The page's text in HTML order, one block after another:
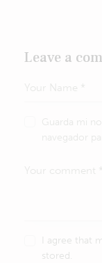
Leave a
Guarda mi
navegador
I agree that
stored.